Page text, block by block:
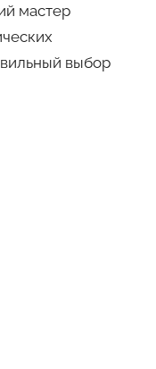
мастер
выбор